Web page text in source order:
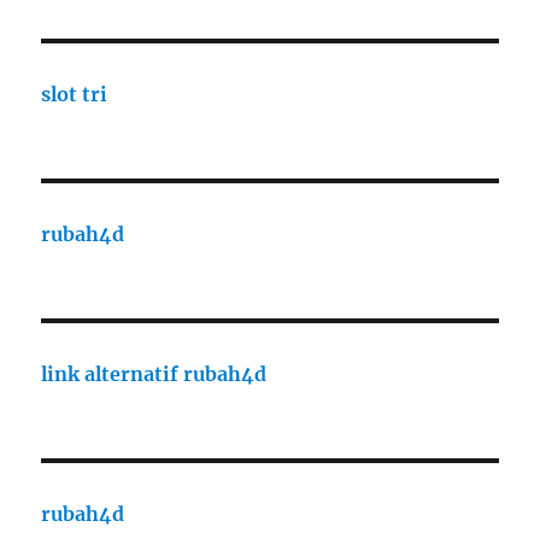
slot tri
rubah4d
link alternatif rubah4d
rubah4d